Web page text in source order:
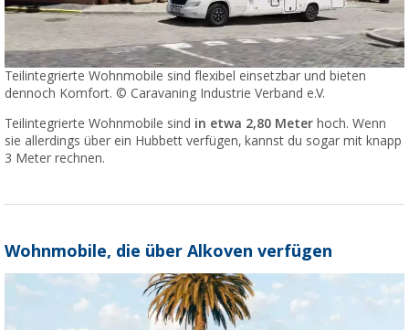
Teilintegrierte Wohnmobile sind flexibel einsetzbar und bieten
dennoch Komfort. © Caravaning Industrie Verband e.V.
Teilintegrierte Wohnmobile sind in etwa 2,80 Meter hoch. Wenn
sie allerdings über ein Hubbett verfügen, kannst du sogar mit knapp
3 Meter rechnen.
Wohnmobile, die über Alkoven verfügen